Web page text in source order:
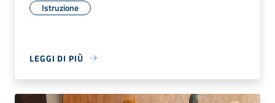
Istruzione
LEGGI DI PIÙ